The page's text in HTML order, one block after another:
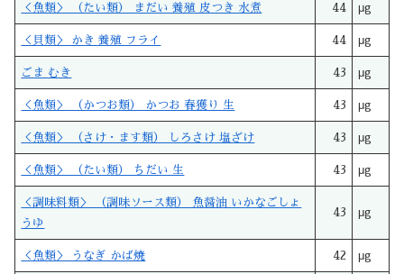
＜魚類＞ （たい類） まだい 養殖 皮つき 水煮 44 μg
＜貝類＞ かき 養殖 フライ 44 μg
ごま むき 43 μg
＜魚類＞ （かつお類） かつお 春獲り 生 43 μg
＜魚類＞ （さけ・ます類） しろさけ 塩ざけ 43 μg
＜魚類＞ （たい類） ちだい 生 43 μg
＜調味料類＞ （調味ソース類） 魚醤油 いかなごしょ
うゆ
43 μg
＜魚類＞ うなぎ かば焼 42 μg